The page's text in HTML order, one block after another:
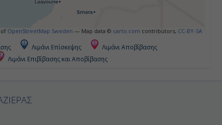
OpenStreetMap Sweden — Map data © carto.com contributors, CC-BY-SA
Λιμάνι Επίσκεψης
Λιμάνι Αποβίβασης
Λιμάνι Επιβίβασης και Αποβίβασης